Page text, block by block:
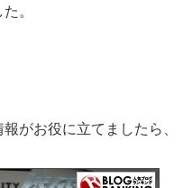
。
がお役に立てましたら、